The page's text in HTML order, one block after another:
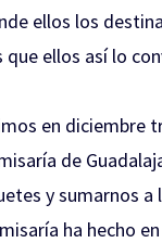
ellos los
ellos así lo
en diciembre
de
y sumarnos a
ha hecho